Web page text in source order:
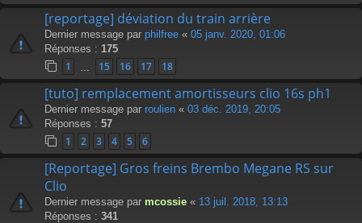
[reportage] déviation du train arrière
Dernier message par philfree « 05 janv. 2020, 01:06
Réponses : 175
1 15 16 17 18
[tuto] remplacement amortisseurs clio 16s ph1
Dernier message par roulien « 03 déc. 2019, 20:05
Réponses : 57
1 2 3 4 5 6
[Reportage] Gros freins Brembo Megane RS sur
Clio
Dernier message par mcossie « 13 juil. 2018, 13:13
Réponses : 341